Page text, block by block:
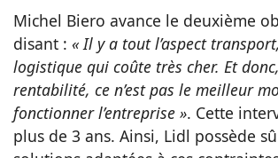
Michel Biero avance le deuxième
disant : « Il y a tout l’aspect
logistique qui coûte très cher. Et
rentabilité, ce n’est pas le meilleur
fonctionner l’entreprise ». Cette
plus de 3 ans. Ainsi, Lidl possède